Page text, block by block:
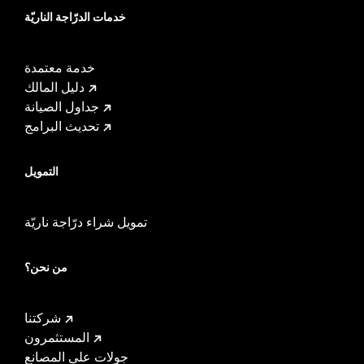
خدمات الدرّاجة الناريّة
خدمة معتمدة
دليل المالك
جداول الصيانة
تحديث البرامج
التمويل
تمويل شراء درّاجة ناريّة
من نحن؟
شركتنا
المستثمرون
جولات على المصانع